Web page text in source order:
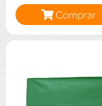
Comprar